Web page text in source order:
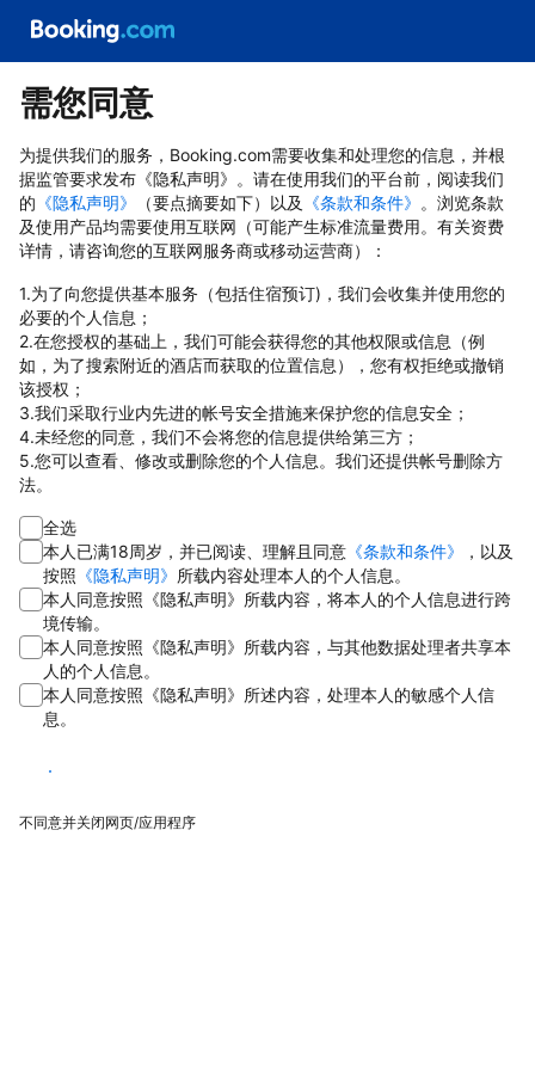
需您同意
为提供我们的服务，Booking.com需要收集和处理您的信息，并根
据监管要求发布《隐私声明》。请在使用我们的平台前，阅读我们
的 《隐私声明》 （要点摘要如下）以及 《条款和条件》 。浏览条款
及使用产品均需要使用互联网（可能产生标准流量费用。有关资费
详情，请咨询您的互联网服务商或移动运营商）：
1.为了向您提供基本服务（包括住宿预订)，我们会收集并使用您的
必要的个人信息；
2.在您授权的基础上，我们可能会获得您的其他权限或信息（例
如，为了搜索附近的酒店而获取的位置信息），您有权拒绝或撤销
该授权；
3.我们采取行业内先进的帐号安全措施来保护您的信息安全；
4.未经您的同意，我们不会将您的信息提供给第三方；
5.您可以查看、修改或删除您的个人信息。我们还提供帐号删除方
法。
全选
本人已满18周岁，并已阅读、理解且同意 《条款和条件》
，以及
按照 《隐私声明》 所载内容处理本人的个人信息。
本人同意按照《隐私声明》所载内容，将本人的个人信息进行跨
境传输。
本人同意按照《隐私声明》所载内容，与其他数据处理者共享本
人的个人信息。
本人同意按照《隐私声明》所述内容，处理本人的敏感个人信
息。
同意
不同意并关闭网页/应用程序